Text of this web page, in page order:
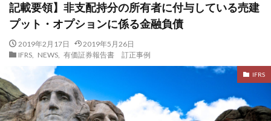
記載要領】非支配持分の所有者に付与している売建
プット・オプションに係る金融負債
2019年2月17日
2019年5月26日
IFRS, NEWS, 有価証券報告書 訂正事例
IFRS